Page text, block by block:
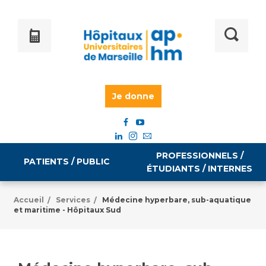
Je donne
PATIENTS / PUBLIC
Informations pratiques
PROFESSIONNELS /
ÉTUDIANTS / INTERNES
Égalité professionnelle
Emploi / formation
Accueil / Services /
Médecine hyperbare, sub-aquatique
et maritime - Hôpitaux Sud